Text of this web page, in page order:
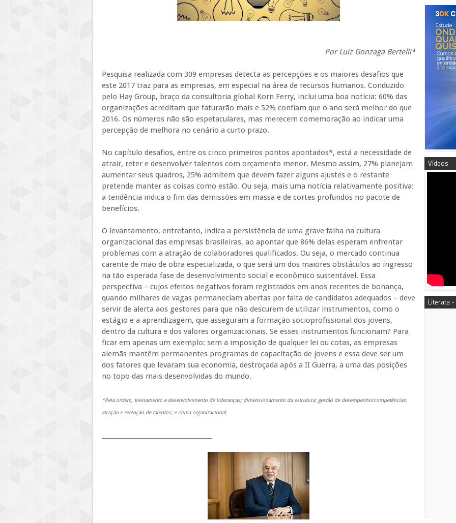
Por Luiz Gonzaga Bertelli*
Pesquisa realizada com 309 empresas detecta as percepções e os maiores desafios que
este 2017 traz para as empresas, em especial na área de recursos humanos. Conduzido
pelo Hay Group, braço da consultoria global Korn Ferry, inclui uma boa notícia: 60% das
organizações acreditam que faturarão mais e 52% confiam que o ano será melhor do que
2016. Os números não são espetaculares, mas merecem comemoração ao indicar uma
percepção de melhora no cenário a curto prazo.
No capítulo desafios, entre os cinco primeiros pontos apontados*, está a necessidade de
atrair, reter e desenvolver talentos com orçamento menor. Mesmo assim, 27% planejam
aumentar seus quadros, 25% admitem que devem fazer alguns ajustes e o restante
pretende manter as coisas como estão. Ou seja, mais uma notícia relativamente positiva:
a tendência indica o fim das demissões em massa e de cortes profundos no pacote de
benefícios.
O levantamento, entretanto, indica a persistência de uma grave falha na cultura
organizacional das empresas brasileiras, ao apontar que 86% delas esperam enfrentar
problemas com a atração de colaboradores qualificados. Ou seja, o mercado continua
carente de mão de obra especializada, o que será um dos maiores obstáculos ao ingresso
na tão esperada fase de desenvolvimento social e econômico sustentável. Essa
perspectiva – cujos efeitos negativos foram registrados em anos recentes de bonança,
quando milhares de vagas permaneciam abertas por falta de candidatos adequados – deve
servir de alerta aos gestores para que não descurem de utilizar instrumentos, como o
estágio e a aprendizagem, que asseguram a formação socioprofissional dos jovens,
dentro da cultura e dos valores organizacionais. Se esses instrumentos funcionam? Para
ficar em apenas um exemplo: sem a imposição de qualquer lei ou cotas, as empresas
alemãs mantêm permanentes programas de capacitação de jovens e essa deve ser um
dos fatores que levaram sua economia, destroçada após a II Guerra, a uma das posições
no topo das mais desenvolvidas do mundo.
*Pela ordem, treinamento e desenvolvimento de lideranças; dimensionamento da estrutura; gestão de desempenho/competências;
atração e retenção de talentos; e clima organizacional.
Vídeos
Literata